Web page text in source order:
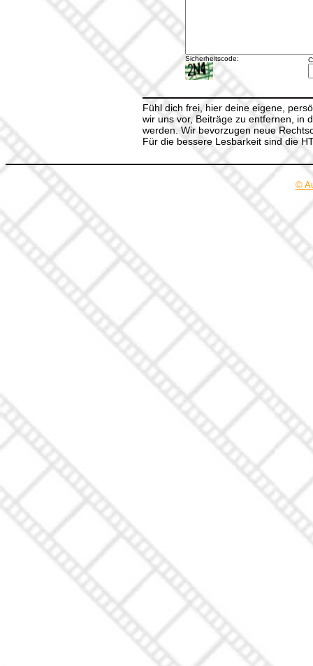
Sicherheitscode:
Fühl dich frei, hier deine eigene,
wir uns vor, Beiträge zu entfernen, in
werden. Wir bevorzugen neue
Für die bessere Lesbarkeit sind die
©